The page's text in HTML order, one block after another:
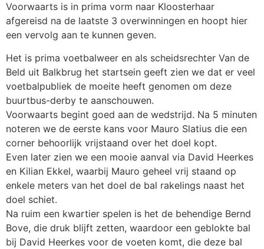
Voorwaarts is in prima vorm naar Kloosterhaar
afgereisd na de laatste 3 overwinningen en hoopt hier
een vervolg aan te kunnen geven.
Het is prima voetbalweer en als scheidsrechter Van de
Beld uit Balkbrug het startsein geeft zien we dat er veel
voetbalpubliek de moeite heeft genomen om deze
buurtbus-derby te aanschouwen.
Voorwaarts begint goed aan de wedstrijd. Na 5 minuten
noteren we de eerste kans voor Mauro Slatius die een
corner behoorlijk vrijstaand over het doel kopt.
Even later zien we een mooie aanval via David Heerkes
en Kilian Ekkel, waarbij Mauro geheel vrij staand op
enkele meters van het doel de bal rakelings naast het
doel schiet.
Na ruim een kwartier spelen is het de behendige Bernd
Bove, die druk blijft zetten, waardoor een geblokte bal
bij David Heerkes voor de voeten komt, die deze bal